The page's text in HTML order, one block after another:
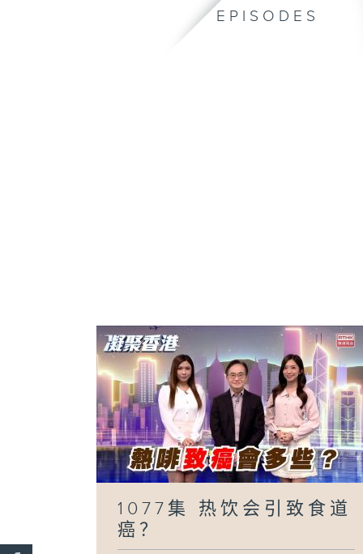
EPISODES
1077集 热饮会引致食道
癌？